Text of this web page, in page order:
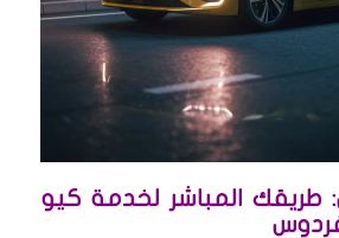
طريقك المباشر لخدمة كيو